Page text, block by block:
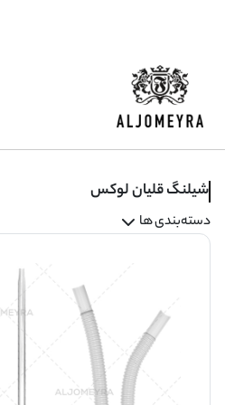
شیلنگ قلیان لوکس
دسته‌بندی ها